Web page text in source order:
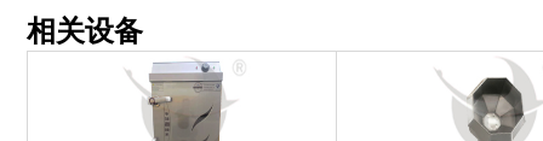
相关设备